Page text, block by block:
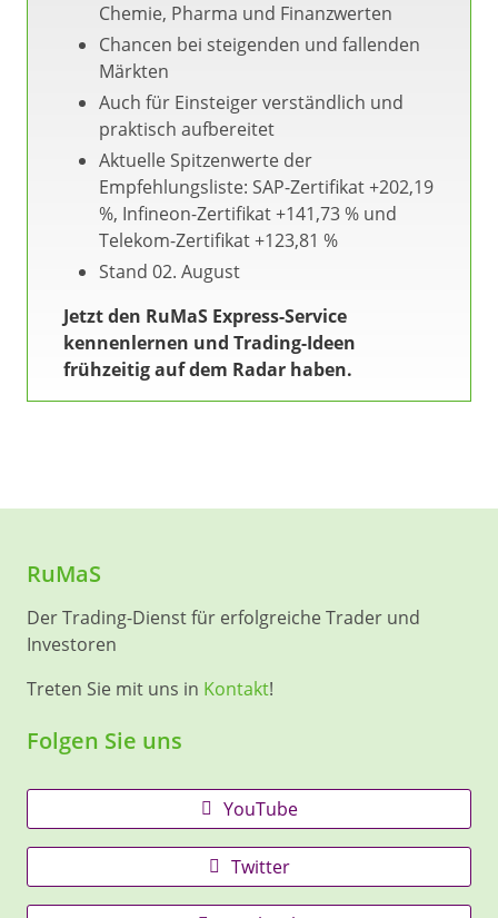
Chemie, Pharma und Finanzwerten
Chancen bei steigenden und fallenden
Märkten
Auch für Einsteiger verständlich und
praktisch aufbereitet
Aktuelle Spitzenwerte der
Empfehlungsliste: SAP-Zertifikat +202,19
%, Infineon-Zertifikat +141,73 % und
Telekom-Zertifikat +123,81 %
Stand 02. August
Jetzt den RuMaS Express-Service
kennenlernen und Trading-Ideen
frühzeitig auf dem Radar haben.
RuMaS
Der Trading-Dienst für erfolgreiche Trader und
Investoren
Treten Sie mit uns in Kontakt!
Folgen Sie uns
YouTube
Twitter